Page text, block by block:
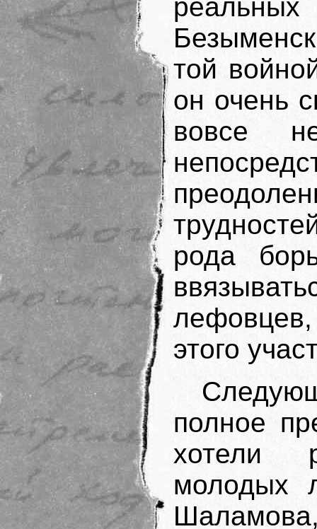
той
он очень
вовсе
рода
этого
полное
хотели
молодых